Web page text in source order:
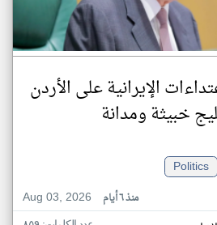
الإيرانية على الأردن
خبيثة ومدانة
Politics
Aug 03, 2026
منذ ٦ أيام